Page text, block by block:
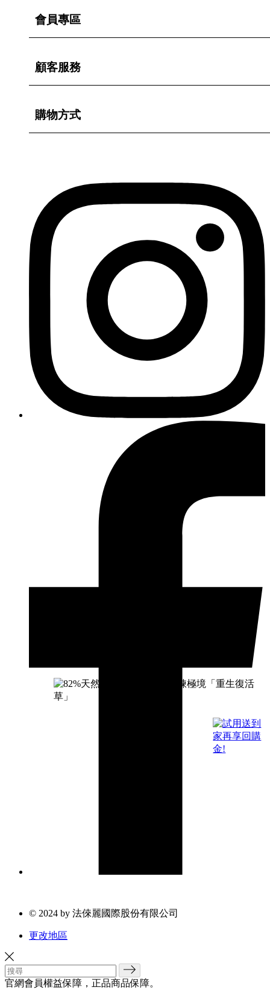
會員專區
顧客服務
購物方式
© 2024 by 法倈麗國際股份有限公司
更改地區
官網會員權益保障，正品商品保障。